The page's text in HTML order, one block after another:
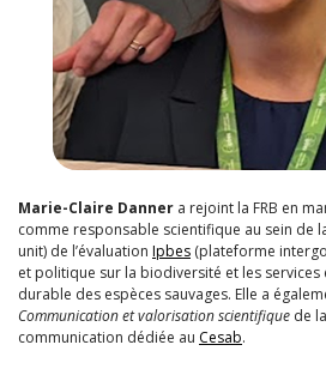
Marie-Claire Danner a rejoint la FRB en
comme responsable scientifique au sein de
unit) de l’évaluation Ipbes (plateforme
et politique sur la biodiversité et les services
durable des espèces sauvages. Elle a
Communication et valorisation scientifique de
communication dédiée au Cesab.